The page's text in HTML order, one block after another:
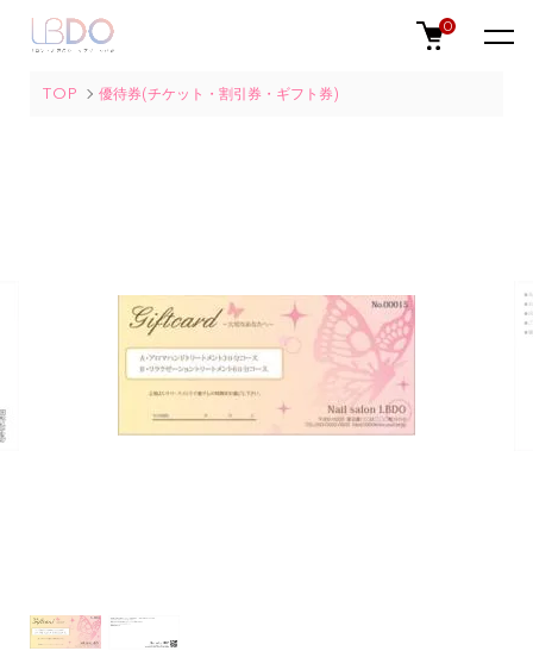
0
TOP 優待券(チケット・割引券・ギフト券)